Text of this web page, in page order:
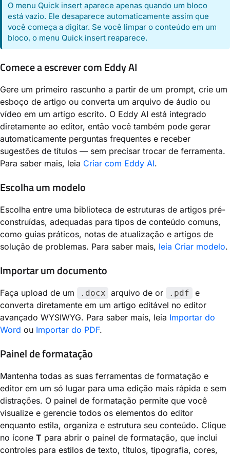
O menu Quick insert aparece apenas quando um bloco
está vazio. Ele desaparece automaticamente assim que
você começa a digitar. Se você limpar o conteúdo em um
bloco, o menu Quick insert reaparece.
Comece a escrever com Eddy AI
Gere um primeiro rascunho a partir de um prompt, crie um
esboço de artigo ou converta um arquivo de áudio ou
vídeo em um artigo escrito. O Eddy AI está integrado
diretamente ao editor, então você também pode gerar
automaticamente perguntas frequentes e receber
sugestões de títulos — sem precisar trocar de ferramenta.
Para saber mais, leia Criar com Eddy AI.
Escolha um modelo
Escolha entre uma biblioteca de estruturas de artigos pré-
construídas, adequadas para tipos de conteúdo comuns,
como guias práticos, notas de atualização e artigos de
solução de problemas. Para saber mais, leia Criar modelo.
Importar um documento
Faça upload de um .docx arquivo de or .pdf
e
converta diretamente em um artigo editável no editor
avançado WYSIWYG. Para saber mais, leia Importar do
Word ou Importar do PDF.
Painel de formatação
Mantenha todas as suas ferramentas de formatação e
editor em um só lugar para uma edição mais rápida e sem
distrações. O painel de formatação permite que você
visualize e gerencie todos os elementos do editor
enquanto estila, organiza e estrutura seu conteúdo. Clique
no ícone T para abrir o painel de formatação, que inclui
controles para estilos de texto, títulos, tipografia, cores,